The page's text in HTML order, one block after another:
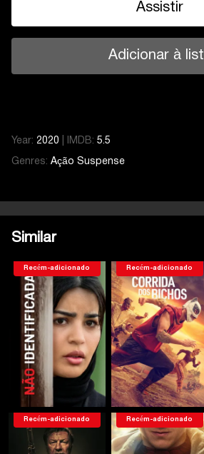
Assistir
Adicionar à
Year: 2020 IMDB: 5.5
Genres: Ação Suspense
Similar
Recém-adicionado Recém-adicionado
Recém-adicionado Recém-adicionado